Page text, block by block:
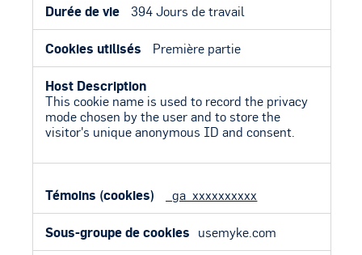
394 Jours de travail
Première partie
This cookie name is used to record the privacy
mode chosen by the user and to store the
visitor's unique anonymous ID and consent.
_ga_xxxxxxxxxx
usemyke.com